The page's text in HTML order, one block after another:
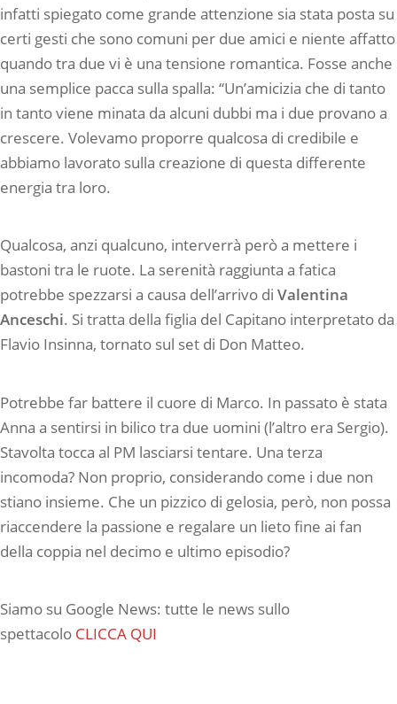
infatti spiegato come grande attenzione sia stata posta su
certi gesti che sono comuni per due amici e niente affatto
quando tra due vi è una tensione romantica. Fosse anche
una semplice pacca sulla spalla: “Un’amicizia che di tanto
in tanto viene minata da alcuni dubbi ma i due provano a
crescere. Volevamo proporre qualcosa di credibile e
abbiamo lavorato sulla creazione di questa differente
energia tra loro.
Qualcosa, anzi qualcuno, interverrà però a mettere i
bastoni tra le ruote. La serenità raggiunta a fatica
potrebbe spezzarsi a causa dell’arrivo di Valentina
Anceschi. Si tratta della figlia del Capitano interpretato da
Flavio Insinna, tornato sul set di Don Matteo.
Potrebbe far battere il cuore di Marco. In passato è stata
Anna a sentirsi in bilico tra due uomini (l’altro era Sergio).
Stavolta tocca al PM lasciarsi tentare. Una terza
incomoda? Non proprio, considerando come i due non
stiano insieme. Che un pizzico di gelosia, però, non possa
riaccendere la passione e regalare un lieto fine ai fan
della coppia nel decimo e ultimo episodio?
Siamo su Google News: tutte le news sullo
spettacolo CLICCA QUI